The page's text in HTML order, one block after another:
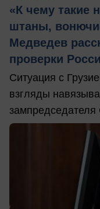
«К чему такие
штаны,
Медведев
проверки
Ситуация с
взгляды